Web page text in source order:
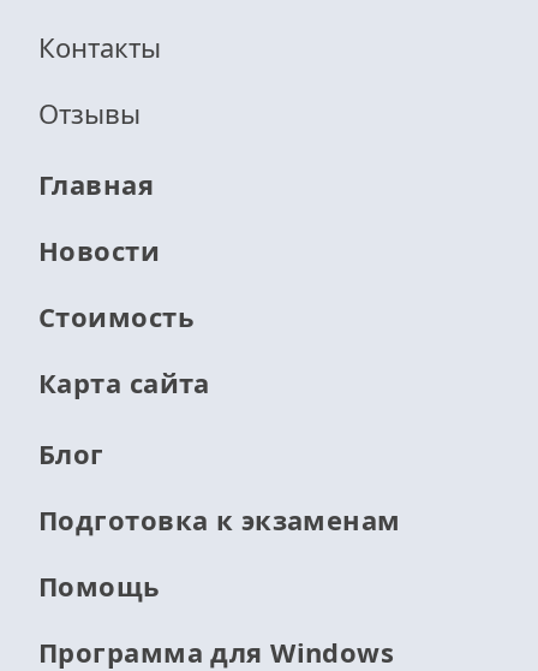
Контакты
Отзывы
Главная
Новости
Стоимость
Карта сайта
Блог
Подготовка к экзаменам
Помощь
Программа для Windows